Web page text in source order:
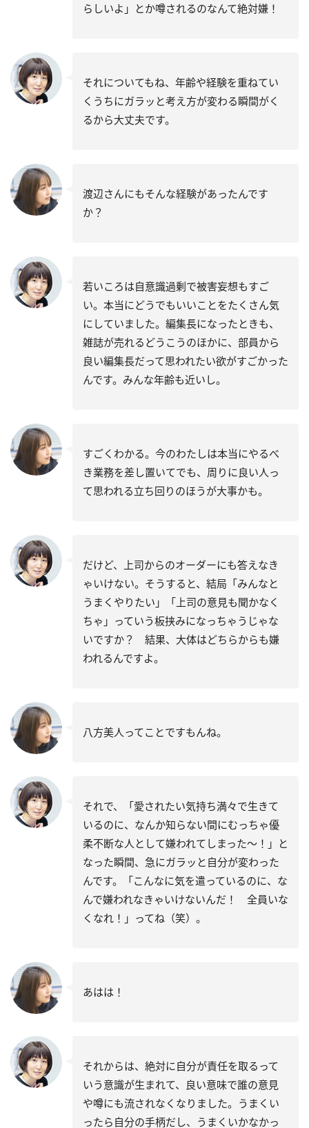
らしいよ」とか噂されるのなんて絶対嫌！
それについてもね、年齢や経験を重ねてい
くうちにガラッと考え方が変わる瞬間がく
るから大丈夫です。
渡辺さんにもそんな経験があったんです
か？
若いころは自意識過剰で被害妄想もすご
い。本当にどうでもいいことをたくさん気
にしていました。編集長になったときも、
雑誌が売れるどうこうのほかに、部員から
良い編集長だって思われたい欲がすごかった
んです。みんな年齢も近いし。
すごくわかる。今のわたしは本当にやるべ
き業務を差し置いてでも、周りに良い人っ
て思われる立ち回りのほうが大事かも。
だけど、上司からのオーダーにも答えなき
ゃいけない。そうすると、結局「みんなと
うまくやりたい」「上司の意見も聞かなく
ちゃ」っていう板挟みになっちゃうじゃな
いですか？ 結果、大体はどちらからも嫌
われるんですよ。
八方美人ってことですもんね。
それで、「愛されたい気持ち満々で生きて
いるのに、なんか知らない間にむっちゃ優
柔不断な人として嫌われてしまった～！」と
なった瞬間、急にガラッと自分が変わった
んです。「こんなに気を遣っているのに、な
んで嫌われなきゃいけないんだ！ 全員いな
くなれ！」ってね（笑）。
あはは！
それからは、絶対に自分が責任を取るって
いう意識が生まれて、良い意味で誰の意見
や噂にも流されなくなりました。うまくい
ったら自分の手柄だし、うまくいかなかっ